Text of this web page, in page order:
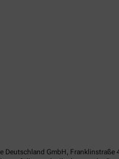
Deutschland GmbH,